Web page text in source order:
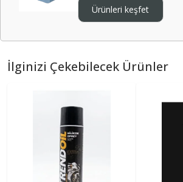
Ürünleri keşfet
İlginizi Çekebilecek Ürünler